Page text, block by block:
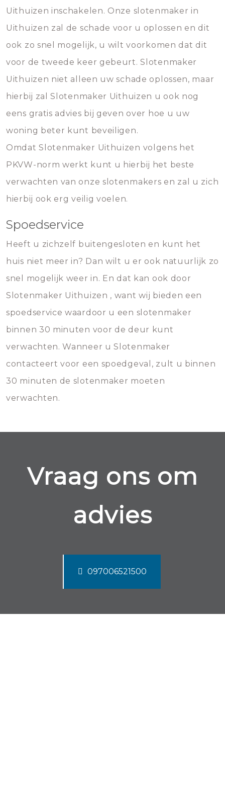
Uithuizen inschakelen. Onze slotenmaker in
Uithuizen zal de schade voor u oplossen en dit
ook zo snel mogelijk, u wilt voorkomen dat dit
voor de tweede keer gebeurt. Slotenmaker
Uithuizen niet alleen uw schade oplossen, maar
hierbij zal Slotenmaker Uithuizen u ook nog
eens gratis advies bij geven over hoe u uw
woning beter kunt beveiligen.
Omdat Slotenmaker Uithuizen volgens het
PKVW-norm werkt kunt u hierbij het beste
verwachten van onze slotenmakers en zal u zich
hierbij ook erg veilig voelen.
Spoedservice
Heeft u zichzelf buitengesloten en kunt het
huis niet meer in? Dan wilt u er ook natuurlijk zo
snel mogelijk weer in. En dat kan ook door
Slotenmaker Uithuizen , want wij bieden een
spoedservice waardoor u een slotenmaker
binnen 30 minuten voor de deur kunt
verwachten. Wanneer u Slotenmaker
contacteert voor een spoedgeval, zult u binnen
30 minuten de slotenmaker moeten
verwachten.
Vraag ons om
advies
097006521500